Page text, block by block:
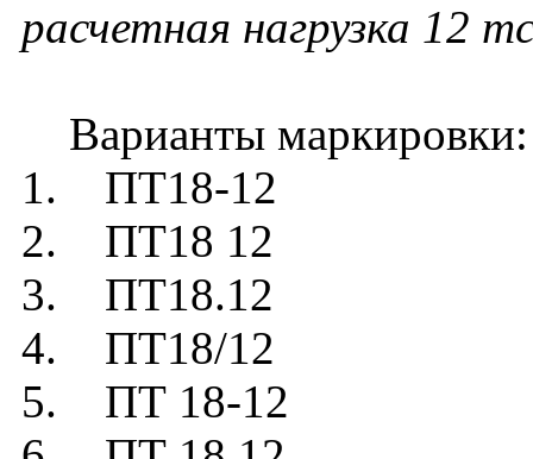
расчетная нагрузка 12
Варианты маркировки:
1. ПТ18-12
2. ПТ18 12
3. ПТ18.12
4. ПТ18/12
5. ПТ 18-12